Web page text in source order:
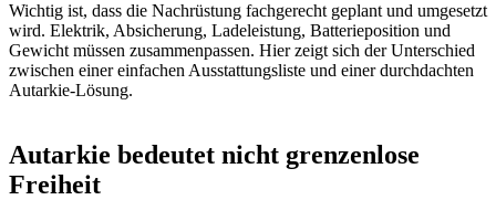
Wichtig ist, dass die Nachrüstung fachgerecht geplant und umgesetzt
wird. Elektrik, Absicherung, Ladeleistung, Batterieposition und
Gewicht müssen zusammenpassen. Hier zeigt sich der Unterschied
zwischen einer einfachen Ausstattungsliste und einer durchdachten
Autarkie-Lösung.
Autarkie bedeutet nicht grenzenlose
Freiheit